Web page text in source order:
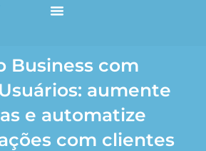
Business com
aumente
e automatize
com clientes